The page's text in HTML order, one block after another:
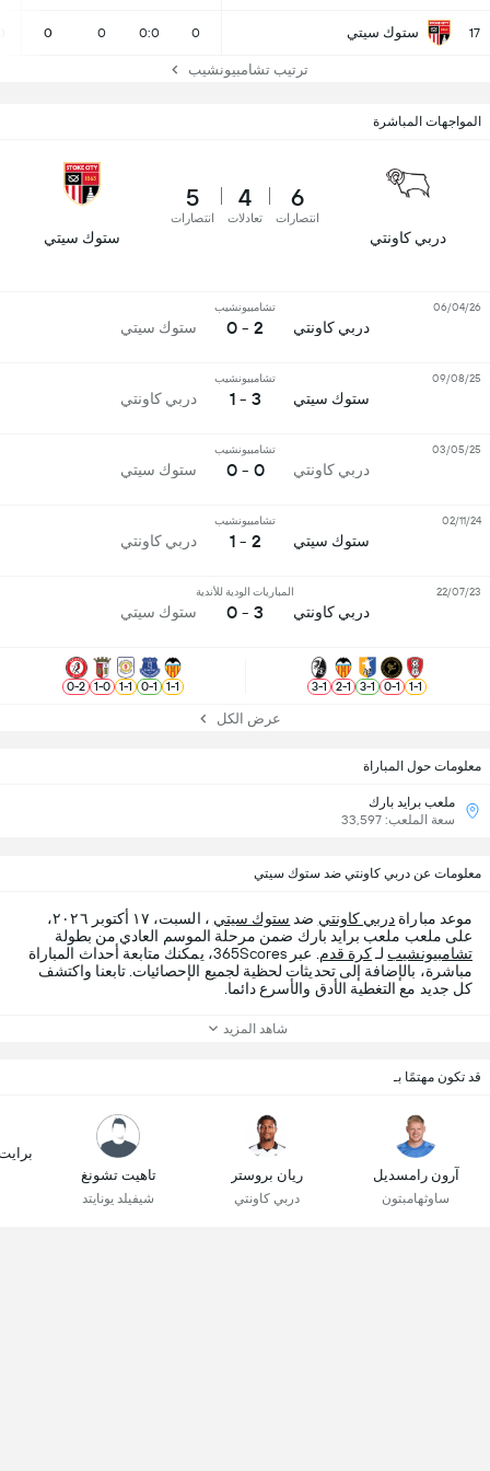
17 ستوك سيتي 0
0:0
0
0
ترتيب تشامبيونشيب
معلومات حول المباراة
ملعب برايد بارك
سعة الملعب: 33,597
المواجهات المباشرة
دربي كاونتي
6
انتصارات
4
تعادلات
5
انتصارات
ستوك سيتي
دربي كاونتي
تشامبيونشيب
2 - 0 ستوك سيتي
06/04/26
ستوك سيتي
تشامبيونشيب
3 - 1 دربي كاونتي
09/08/25
دربي كاونتي
تشامبيونشيب
0 - 0 ستوك سيتي
03/05/25
ستوك سيتي
تشامبيونشيب
2 - 1 دربي كاونتي
02/11/24
دربي كاونتي
المباريات الودية للأندية
3 - 0 ستوك سيتي
22/07/23
1
-
1
1
-
0
1
-
3
1
-
2
1
-
3
1
-
1
1
-
0
1
-
1
0
-
1
2
-
0
عرض الكل
معلومات عن دربي كاونتي ضد ستوك سيتي
موعد مباراة دربي كاونتي ضد ستوك سيتي
، السبت، ١٧ أكتوبر ٢٠٢٦،
على ملعب ملعب برايد بارك ضمن مرحلة الموسم العادي من بطولة
تشامبيونشيب لـكرة قدم
. عبر 365Scores، يمكنك متابعة أحداث المباراة
مباشرة، بالإضافة إلى تحديثات لحظية لجميع الإحصائيات. تابعنا واكتشف
كل جديد مع التغطية الأدق والأسرع دائما.
شاهد المزيد
قد تكون مهتمًا بـ
آرون رامسديل
ساوثهامبتون
ريان بروستر
دربي كاونتي
تاهيت تشونغ
شيفيلد يونايتد